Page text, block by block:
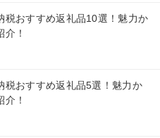
税おすすめ返礼品10選！魅力か
介！
税おすすめ返礼品5選！魅力か
介！